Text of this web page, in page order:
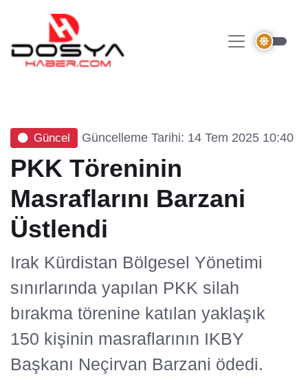
Güncel Güncelleme Tarihi: 14 Tem 2025 10:40
PKK Töreninin
Masraflarını Barzani
Üstlendi
Irak Kürdistan Bölgesel Yönetimi
sınırlarında yapılan PKK silah
bırakma törenine katılan yaklaşık
150 kişinin masraflarının IKBY
Başkanı Neçirvan Barzani ödedi.